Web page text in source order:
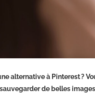
alternative à Pinterest ?
de belles